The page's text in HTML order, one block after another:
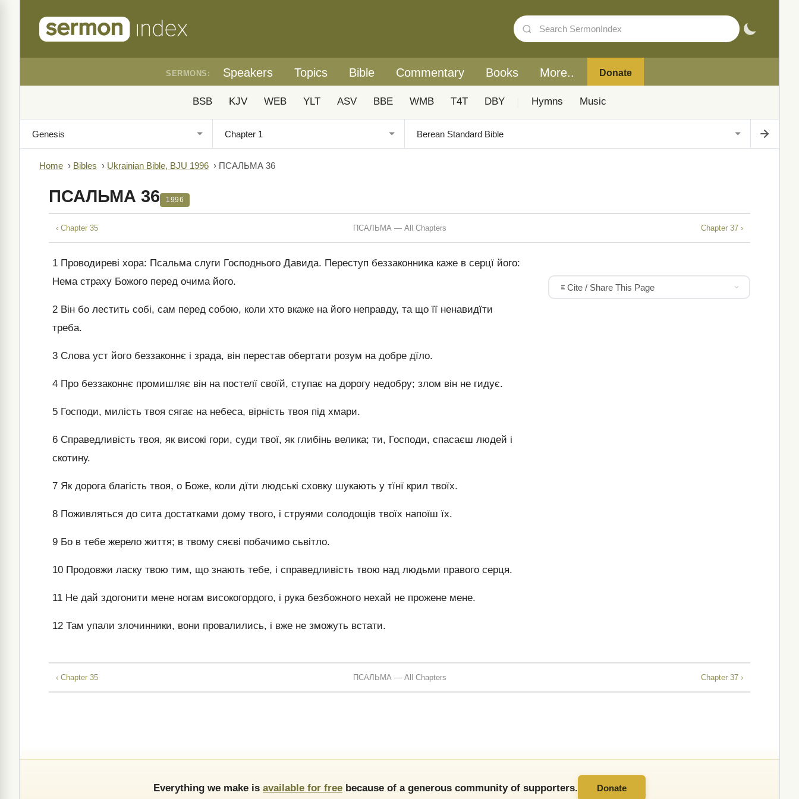
SERMONS: Speakers Topics Bible Commentary Books More.. Donate
BSB KJV WEB YLT ASV BBE WMB T4T DBY Hymns Music
Home › Bibles › Ukrainian Bible, BJU 1996 › ПСАЛЬМА 36
ПСАЛЬМА 36 1996
‹ Chapter 35 ПСАЛЬМА — All Chapters Chapter 37 ›
1 Проводиреві хора: Псальма слуги Господнього Давида. Переступ беззаконника каже в серцї його:
Нема страху Божого перед очима його.
2 Він бо лестить собі, сам перед собою, коли хто вкаже на його неправду, та що її ненавидїти
треба.
3 Слова уст його беззаконнє і зрада, він перестав обертати розум на добре дїло.
4 Про беззаконнє промишляє він на постелї своїй, ступає на дорогу недобру; злом він не гидує.
5 Господи, милість твоя сягає на небеса, вірність твоя під хмари.
6 Справедливість твоя, як високі гори, суди твої, як глибінь велика; ти, Господи, спасаєш людей і
скотину.
7 Як дорога благість твоя, о Боже, коли дїти людські сховку шукають у тїнї крил твоїх.
8 Поживляться до сита достатками дому твого, і струями солодощів твоїх напоїш їх.
9 Бо в тебе жерело життя; в твому сяєві побачимо сьвітло.
10 Продовжи ласку твою тим, що знають тебе, і справедливість твою над людьми правого серця.
11 Не дай здогонити мене ногам високогордого, і рука безбожного нехай не прожене мене.
12 Там упали злочинники, вони провалились, і вже не зможуть встати.
Cite / Share This Page
‹ Chapter 35 ПСАЛЬМА — All Chapters Chapter 37 ›
Everything we make is available for free because of a generous community of supporters. Donate